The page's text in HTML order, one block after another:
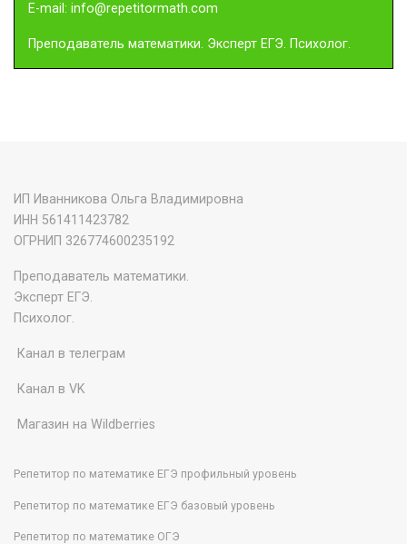
E-mail: info@repetitormath.com
Преподаватель математики. Эксперт ЕГЭ. Психолог.
ИП Иванникова Ольга Владимировна
ИНН 561411423782
‌ОГРНИП 326774600235192
Преподаватель математики.
Эксперт ЕГЭ.
Психолог.
Канал в телеграм
Канал в VK
Магазин на Wildberries
Репетитор по математике ЕГЭ профильный уровень
Репетитор по математике ЕГЭ базовый уровень
Репетитор по математике ОГЭ